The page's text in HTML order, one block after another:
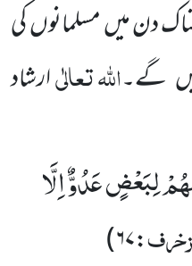
دن میںمسلمانوںکی
گے۔اللہتعالٰیارشاد
لِبَعْضٍ عَدُوٌّ اِلَّا
:۶۷)